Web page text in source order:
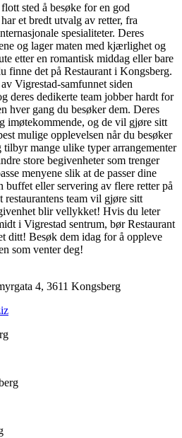
sted å besøke for en god
et bredt utvalg av retter, fra
spesialiteter. Deres
og lager maten med kjærlighet og
etter en romantisk middag eller bare
finne det på Restaurant i Kongsberg.
Vigrestad-samfunnet siden
deres dedikerte team jobber hardt for
hver gang du besøker dem. Deres
imøtekommende, og de vil gjøre sitt
mulige opplevelsen når du besøker
mange ulike typer arrangementer
store begivenheter som trenger
menyene slik at de passer dine
buffet eller servering av flere retter på
restaurantens team vil gjøre sitt
blir vellykket! Hvis du leter
i Vigrestad sentrum, bør Restaurant
ditt! Besøk dem idag for å oppleve
som venter deg!
4, 3611 Kongsberg